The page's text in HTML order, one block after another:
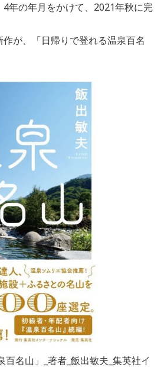
年の年月をかけて、2021年秋に完
が、「日帰りで登れる温泉百名
百名山」_著者_飯出敏夫_集英社イ